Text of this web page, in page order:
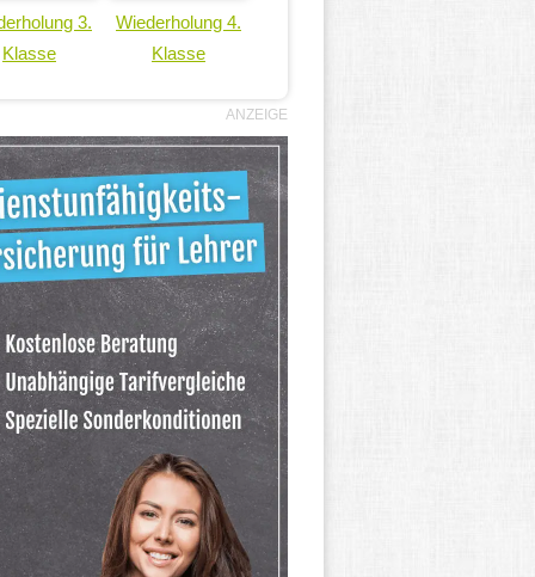
3.
Klasse
Wiederholung 4.
Klasse
ANZEIGE